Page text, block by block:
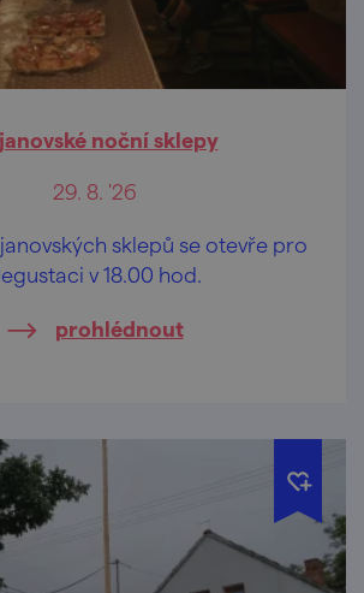
noční sklepy
29. 8. '26
sklepů se otevře pro
v 18.00 hod.
prohlédnout